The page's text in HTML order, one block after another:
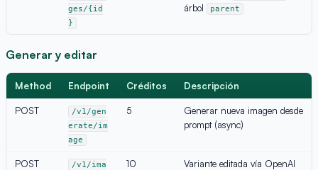
ges/{id
}
árbol
parent
Generar y editar
Method Endpoint Créditos Descripción
POST
/v1/gen
erate/im
age
5
Generar nueva imagen desde
prompt (async)
POST
/v1/ima
10 Variante editada vía OpenAI